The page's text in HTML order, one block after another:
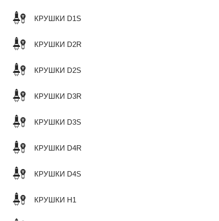
КРУШКИ D1S
КРУШКИ D2R
КРУШКИ D2S
КРУШКИ D3R
КРУШКИ D3S
КРУШКИ D4R
КРУШКИ D4S
КРУШКИ H1